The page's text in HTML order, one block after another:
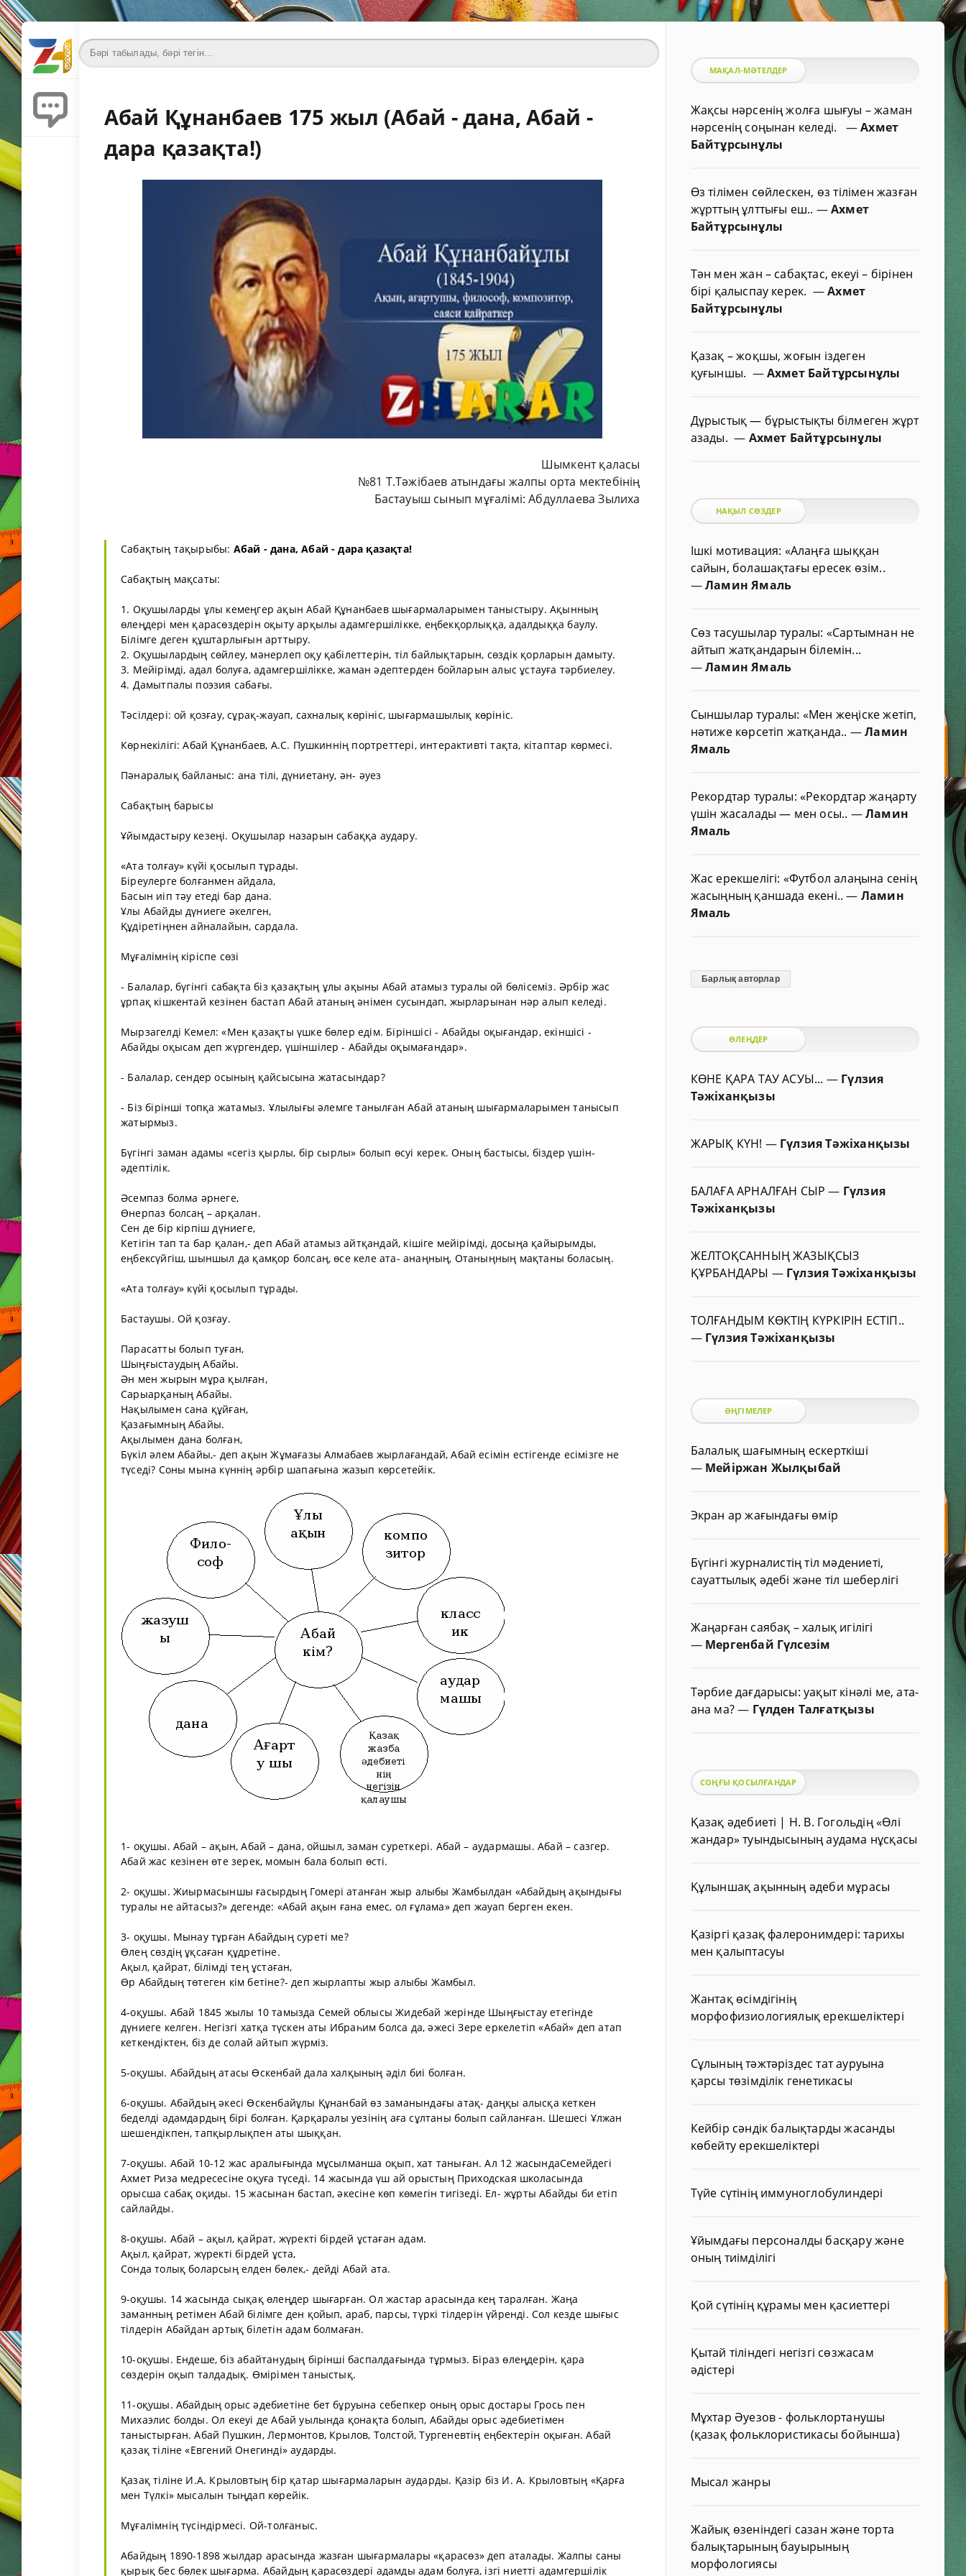
Абай Құнанбаев 175 жыл (Абай - дана, Абай -
дара қазақта!)
Шымкент қаласы
№81 Т.Тәжібаев атындағы жалпы орта мектебінің
Бастауыш сынып мұғалімі: Абдуллаева Зылиха
Сабақтың тақырыбы: Абай - дана, Абай - дара қазақта!
Сабақтың мақсаты:
1. Оқушыларды ұлы кемеңгер ақын Абай Құнанбаев шығармаларымен таныстыру. Ақынның
өлеңдері мен қарасөздерін оқыту арқылы адамгершілікке, еңбекқорлыққа, адалдыққа баулу.
Білімге деген құштарлығын арттыру.
2. Оқушылардың сөйлеу, мәнерлеп оқу қабілеттерін, тіл байлықтарын, сөздік қорларын дамыту.
3. Мейірімді, адал болуға, адамгершілікке, жаман әдептерден бойларын алыс ұстауға тәрбиелеу.
4. Дамытпалы поэзия сабағы.
Тәсілдері: ой қозғау, сұрақ-жауап, сахналық көрініс, шығармашылық көрініс.
Көрнекілігі: Абай Құнанбаев, А.С. Пушкиннің портреттері, интерактивті тақта, кітаптар көрмесі.
Пәнаралық байланыс: ана тілі, дүниетану, ән- әуез
Сабақтың барысы
Ұйымдастыру кезеңі. Оқушылар назарын сабаққа аудару.
«Ата толғау» күйі қосылып тұрады.
Біреулерге болғанмен айдала,
Басын иіп тәу етеді бар дана.
Ұлы Абайды дүниеге әкелген,
Құдіретіңнен айналайын, сардала.
Мұғалімнің кіріспе сөзі
- Балалар, бүгінгі сабақта біз қазақтың ұлы ақыны Абай атамыз туралы ой бөлісеміз. Әрбір жас
ұрпақ кішкентай кезінен бастап Абай атаның әнімен сусындап, жырларынан нәр алып келеді.
Мырзагелді Кемел: «Мен қазақты үшке бөлер едім. Біріншісі - Абайды оқығандар, екіншісі -
Абайды оқысам деп жүргендер, үшіншілер - Абайды оқымағандар».
- Балалар, сендер осының қайсысына жатасындар?
- Біз бірінші топқа жатамыз. Ұлылығы әлемге танылған Абай атаның шығармаларымен танысып
жатырмыз.
Бүгінгі заман адамы «сегіз қырлы, бір сырлы» болып өсуі керек. Оның бастысы, біздер үшін-
әдептілік.
Әсемпаз болма әрнеге,
Өнерпаз болсаң – арқалан.
Сен де бір кірпіш дүниеге,
Кетігін тап та бар қалан,- деп Абай атамыз айтқандай, кішіге мейірімді, досыңа қайырымды,
еңбексүйгіш, шыншыл да қамқор болсаң, өсе келе ата- анаңның, Отаныңның мақтаны боласың.
«Ата толғау» күйі қосылып тұрады.
Бастаушы. Ой қозғау.
Парасатты болып туған,
Шыңғыстаудың Абайы.
Ән мен жырын мұра қылған,
Сарыарқаның Абайы.
Нақылымен сана құйған,
Қазағымның Абайы.
Ақылымен дана болған,
Бүкіл әлем Абайы,- деп ақын Жұмағазы Алмабаев жырлағандай, Абай есімін естігенде есімізге не
түседі? Соны мына күннің әрбір шапағына жазып көрсетейік.
1- оқушы. Абай – ақын, Абай – дана, ойшыл, заман суреткері. Абай – аудармашы. Абай – сазгер.
Абай жас кезінен өте зерек, момын бала болып өсті.
2- оқушы. Жиырмасыншы ғасырдың Гомері атанған жыр алыбы Жамбылдан «Абайдың ақындығы
туралы не айтасыз?» дегенде: «Абай ақын ғана емес, ол ғұлама» деп жауап берген екен.
3- оқушы. Мынау тұрған Абайдың суреті ме?
Өлең сөздің ұқсаған құдретіне.
Ақыл, қайрат, білімді тең ұстаған,
Өр Абайдың төтеген кім бетіне?- деп жырлапты жыр алыбы Жамбыл.
4-оқушы. Абай 1845 жылы 10 тамызда Семей облысы Жидебай жерінде Шыңғыстау етегінде
дүниеге келген. Негізгі хатқа түскен аты Ибраһим болса да, әжесі Зере еркелетіп «Абай» деп атап
кеткендіктен, біз де солай айтып жүрміз.
5-оқушы. Абайдың атасы Өскенбай дала халқының әділ биі болған.
6-оқушы. Абайдың әкесі Өскенбайұлы Құнанбай өз заманындағы атақ- даңқы алысқа кеткен
беделді адамдардың бірі болған. Қарқаралы уезінің аға сұлтаны болып сайланған. Шешесі Ұлжан
шешендікпен, тапқырлықпен аты шыққан.
7-оқушы. Абай 10-12 жас аралығында мұсылманша оқып, хат таныған. Ал 12 жасындаСемейдегі
Ахмет Риза медресесіне оқуға түседі. 14 жасында үш ай орыстың Приходская школасында
орысша сабақ оқиды. 15 жасынан бастап, әкесіне көп көмегін тигізеді. Ел- жұрты Абайды би етіп
сайлайды.
8-оқушы. Абай – ақыл, қайрат, жүректі бірдей ұстаған адам.
Ақыл, қайрат, жүректі бірдей ұста,
Сонда толық боларсың елден бөлек,- дейді Абай ата.
9-оқушы. 14 жасында сықақ өлеңдер шығарған. Ол жастар арасында кең таралған. Жаңа
заманның ретімен Абай білімге ден қойып, араб, парсы, түркі тілдерін үйренді. Сол кезде шығыс
тілдерін Абайдан артық білетін адам болмаған.
10-оқушы. Ендеше, біз абайтанудың бірінші баспалдағында тұрмыз. Біраз өлеңдерін, қара
сөздерін оқып талдадық. Өмірімен таныстық.
11-оқушы. Абайдың орыс әдебиетіне бет бұруына себепкер оның орыс достары Грось пен
Михаэлис болды. Ол екеуі де Абай уылында қонақта болып, Абайды орыс әдебиетімен
таныстырған. Абай Пушкин, Лермонтов, Крылов, Толстой, Тургеневтің еңбектерін оқыған. Абай
қазақ тіліне «Евгений Онегинді» аударды.
Қазақ тіліне И.А. Крыловтың бір қатар шығармаларын аударды. Қазір біз И. А. Крыловтың «Қарға
мен Түлкі» мысалын тыңдап көрейік.
Мұғалімнің түсіндірмесі. Ой-толғаныс.
Абайдың 1890-1898 жылдар арасында жазған шығармалары «қарасөз» деп аталады. Жалпы саны
қырық бес бөлек шығарма. Абайдың қарасөздері адамды адам болуға, ізгі ниетті адамгершілік
МАҚАЛ-МӘТЕЛДЕР
Жақсы нәрсенің жолға шығуы – жаман
нәрсенің соңынан келеді. —Ахмет
Байтұрсынұлы
Өз тілімен сөйлескен, өз тілімен жазған
жұрттың ұлттығы еш.. —Ахмет
Байтұрсынұлы
Тән мен жан – сабақтас, екеуі – бірінен
бірі қалыспау керек. —Ахмет
Байтұрсынұлы
Қазақ – жоқшы, жоғын іздеген
қуғыншы. —Ахмет Байтұрсынұлы
Дұрыстық — бұрыстықты білмеген жұрт
азады.— Ахмет Байтұрсынұлы
НАҚЫЛ СӨЗДЕР
Ішкі мотивация: «Алаңға шыққан
сайын, болашақтағы ересек өзім..
—Ламин Ямаль
Сөз тасушылар туралы: «Сартымнан не
айтып жатқандарын білемін...
—Ламин Ямаль
Сыншылар туралы: «Мен жеңіске жетіп,
нәтиже көрсетіп жатқанда.. —Ламин
Ямаль
Рекордтар туралы: «Рекордтар жаңарту
үшін жасалады — мен осы.. —Ламин
Ямаль
Жас ерекшелігі: «Футбол алаңына сенің
жасыңның қаншада екені..— Ламин
Ямаль
Барлық авторлар
ӨЛЕҢДЕР
КӨНЕ ҚАРА ТАУ АСУЫ... — Гүлзия
Тәжіханқызы
ЖАРЫҚ КҮН! — Гүлзия Тәжіханқызы
БАЛАҒА АРНАЛҒАН СЫР— Гүлзия
Тәжіханқызы
ЖЕЛТОҚСАННЫҢ ЖАЗЫҚСЫЗ
ҚҰРБАНДАРЫ — Гүлзия Тәжіханқызы
ТОЛҒАНДЫМ КӨКТІҢ КҮРКІРІН ЕСТІП..
— Гүлзия Тәжіханқызы
ӘҢГІМЕЛЕР
Балалық шағымның ескерткіші
— Мейіржан Жылқыбай
Экран ар жағындағы өмір
Бүгінгі журналистің тіл мәдениеті,
сауаттылық әдебі және тіл шеберлігі
Жаңарған саябақ – халық игілігі
— Мергенбай Гүлсезім
Тәрбие дағдарысы: уақыт кінәлі ме, ата-
ана ма?— Гүлден Талғатқызы
СОҢҒЫ ҚОСЫЛҒАНДАР
Қазақ әдебиеті | Н. В. Гогольдің «Өлі
жандар» туындысының аудама нұсқасы
Құлыншақ ақынның әдеби мұрасы
Қазіргі қазақ фалеронимдері: тарихы
мен қалыптасуы
Жантақ өсімдігінің
морфофизиологиялық ерекшеліктері
Сұлының тәжтәріздес тат ауруына
қарсы төзімділік генетикасы
Кейбір сәндік балықтарды жасанды
көбейту ерекшеліктері
Түйе сүтінің иммуноглобулиндері
Ұйымдағы персоналды басқару және
оның тиімділігі
Қой сүтінің құрамы мен қасиеттері
Қытай тіліндегі негізгі сөзжасам
әдістері
Мұхтар Әуезов - фольклортанушы
(қазақ фольклористикасы бойынша)
Мысал жанры
Жайық өзеніндегі сазан және торта
балықтарының бауырының
морфологиясы